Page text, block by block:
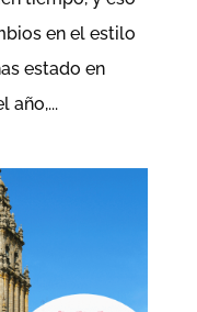
en el estilo
estado en
año,...